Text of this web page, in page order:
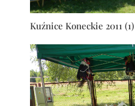
Kuźnice Koneckie 2011 (1)